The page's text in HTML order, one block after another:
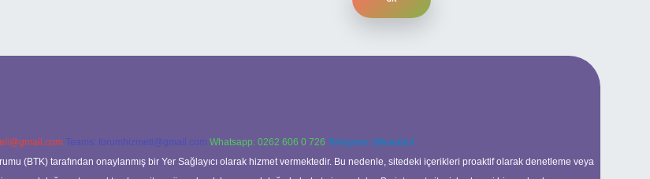
Teams: forumhizmeti@gmail.com Whatsapp: 0262 606 0 726 Telegram: @karabul
(BTK) tarafından onaylanmış bir Yer Sağlayıcı olarak hizmet vermektedir. Bu nedenle, sitedeki içerikleri proaktif olarak denetleme veya